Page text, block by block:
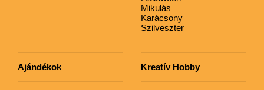
Mikulás
Karácsony
Szilveszter
Ajándékok Kreatív Hobby